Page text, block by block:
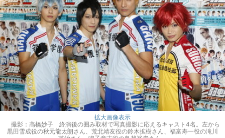
拡大画像表示
撮影：高橋妙子 終演後の囲み取材で写真撮影に応えるキャスト4名。左から
黒田雪成役の秋元龍太朗さん、荒北靖友役の鈴木拡樹さん、福富寿一役の滝川